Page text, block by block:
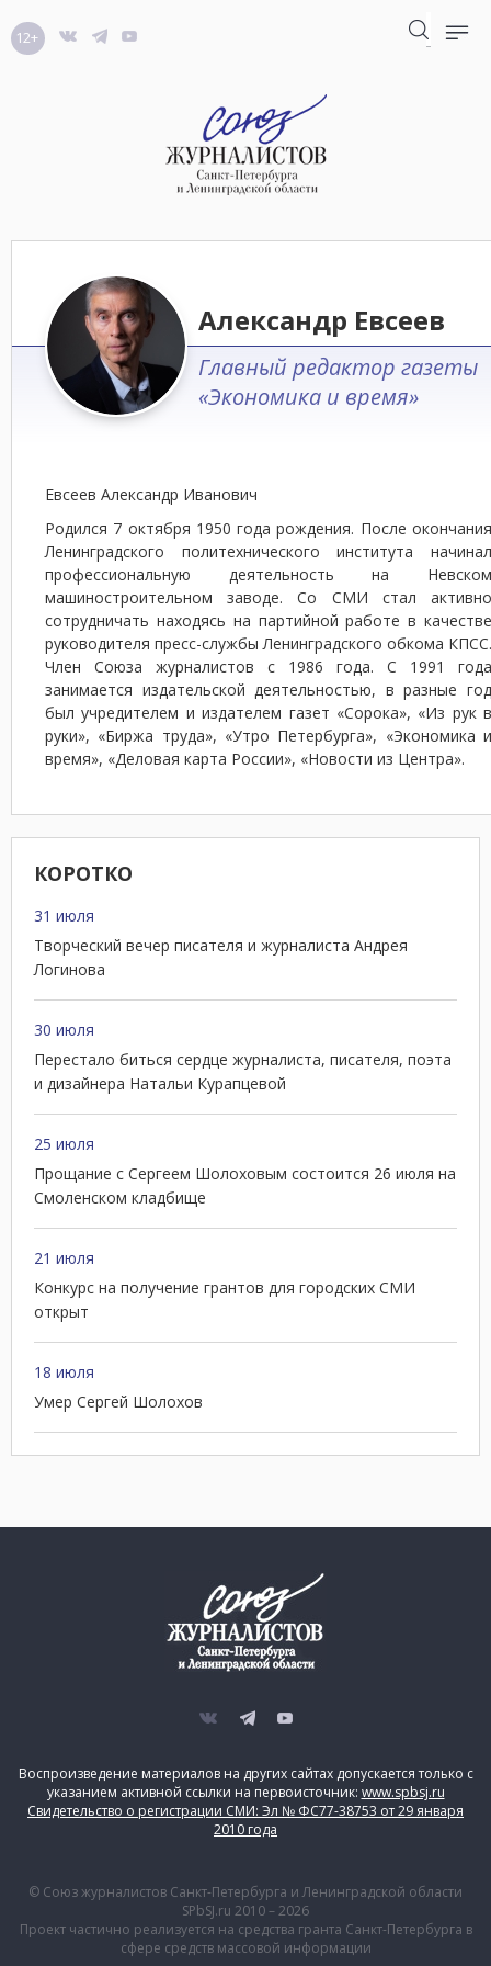
12+
КОРОТКО
31 июля
Творческий вечер писателя и журналиста Андрея
Логинова
30 июля
Перестало биться сердце журналиста, писателя, поэта
и дизайнера Натальи Курапцевой
25 июля
Прощание с Сергеем Шолоховым состоится 26 июля на
Смоленском кладбище
21 июля
Конкурс на получение грантов для городских СМИ
открыт
18 июля
Умер Сергей Шолохов
Александр Евсеев
Главный редактор газеты
«Экономика и время»
Евсеев Александр Иванович
Родился 7 октября 1950 года рождения. После окончания
Ленинградского политехнического института начинал
профессиональную деятельность на Невском
машиностроительном заводе. Со СМИ стал активно
сотрудничать находясь на партийной работе в качестве
руководителя пресс-службы Ленинградского обкома КПСС.
Член Союза журналистов с 1986 года. С 1991 года
занимается издательской деятельностью, в разные год
был учредителем и издателем газет «Сорока», «Из рук в
руки», «Биржа труда», «Утро Петербурга», «Экономика и
время», «Деловая карта России», «Новости из Центра».
Воспроизведение материалов на других сайтах допускается только с
указанием активной ссылки на первоисточник: www.spbsj.ru
Свидетельство о регистрации СМИ: Эл № ФС77-38753 от 29 января
2010 года
© Союз журналистов Санкт-Петербурга и Ленинградской области
SPbSJ.ru 2010 – 2026
Проект частично реализуется на средства гранта Санкт-Петербурга в
сфере средств массовой информации